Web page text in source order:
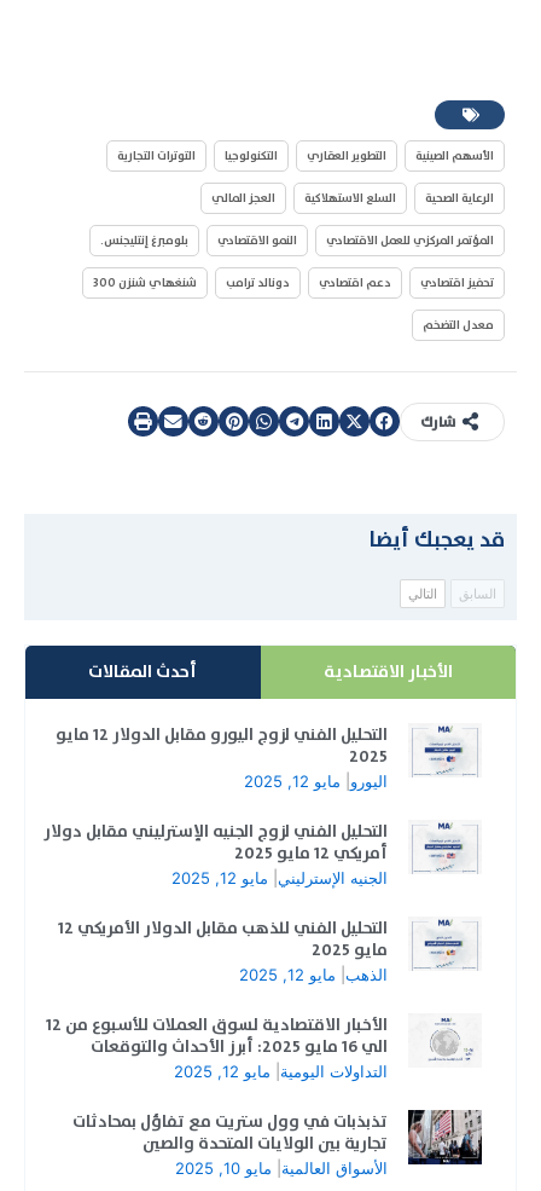
الأسهم الصينية التطوير العقاري التكنولوجيا التوترات التجارية
الرعاية الصحية السلع الاستهلاكية العجز المالي
المؤتمر المركزي للعمل الاقتصادي النمو الاقتصادي بلومبرغ إنتليجنس.
تحفيز اقتصادي دعم اقتصادي دونالد ترامب شنغهاي شنزن 300
معدل التضخم
شارك
قد يعجبك أيضا
السابق التالي
الأخبار الاقتصادية أحدث المقالات
التحليل الفني لزوج اليورو مقابل الدولار 12 مايو
2025
اليورو مايو 12, 2025
التحليل الفني لزوج الجنيه الإسترليني مقابل دولار
أمريكي 12 مايو 2025
الجنيه الإسترليني مايو 12, 2025
التحليل الفني للذهب مقابل الدولار الأمريكي 12
مايو 2025
الذهب مايو 12, 2025
الأخبار الاقتصادية لسوق العملات للأسبوع من 12
الي 16 مايو 2025: أبرز الأحداث والتوقعات
التداولات اليومية مايو 12, 2025
تذبذبات في وول ستريت مع تفاؤل بمحادثات
تجارية بين الولايات المتحدة والصين
الأسواق العالمية مايو 10, 2025